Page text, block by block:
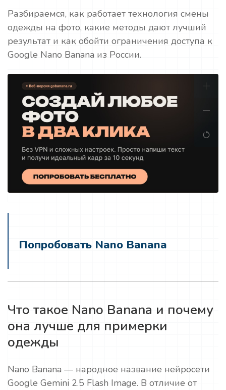
Разбираемся, как работает технология смены
одежды на фото, какие методы дают лучший
результат и как обойти ограничения доступа к
Google Nano Banana из России.
Попробовать Nano Banana
Что такое Nano Banana и почему
она лучше для примерки
одежды
Nano Banana — народное название нейросети
Google Gemini 2.5 Flash Image. В отличие от